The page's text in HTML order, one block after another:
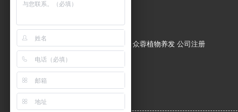
友情链接
帝阔植物养发 帝阔生物科技 众蓉植物养发 公司注册